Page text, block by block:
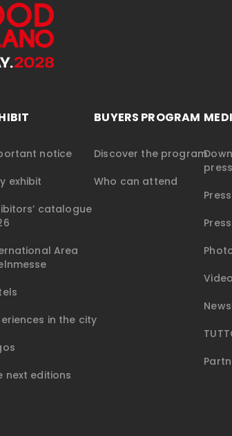
notice
exhibit
catalogue
Area
in the city
next editions
BUYERS PROGRAM
Discover the program
Who can attend